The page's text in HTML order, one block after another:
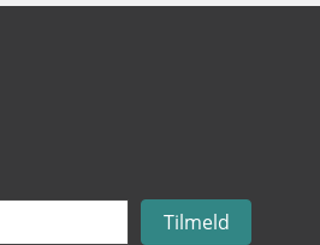
Tilmeld